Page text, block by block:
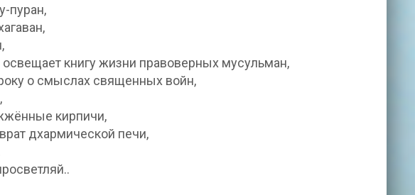
пуран,
книгу жизни правоверных мусульман,
о смыслах священных войн,
кирпичи,
дхармической печи,